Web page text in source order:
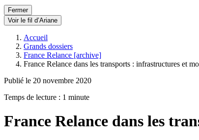
Fermer
Voir le fil d’Ariane
Accueil
Grands dossiers
France Relance [archive]
France Relance dans les transports : infrastructures et
Publié le 20 novembre 2020
Temps de lecture : 1 minute
France Relance dans les